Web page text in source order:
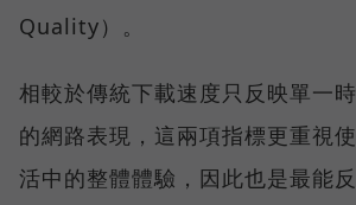
Quality）。
相較於傳統下載速度只反映單一
的網路表現，這兩項指標更重視
活中的整體體驗，因此也是最能